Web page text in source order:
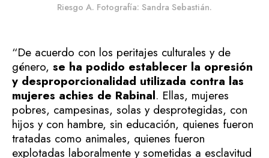
Riesgo A. Fotografía: Sandra Sebastián.
“De acuerdo con los peritajes culturales y de
género, se ha podido establecer la opresión
y desproporcionalidad utilizada contra las
mujeres achies de Rabinal. Ellas, mujeres
pobres, campesinas, solas y desprotegidas, con
hijos y con hambre, sin educación, quienes fueron
tratadas como animales, quienes fueron
explotadas laboralmente y sometidas a esclavitud